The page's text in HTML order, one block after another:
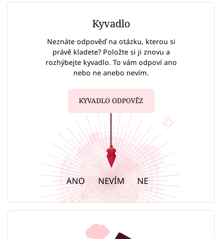
Kyvadlo
Neznáte odpověď na otázku, kterou si
právě kladete? Položte si ji znovu a
rozhýbejte kyvadlo. To vám odpoví ano
nebo ne anebo nevím.
KYVADLO ODPOVĚZ
ANO NEVÍM NE